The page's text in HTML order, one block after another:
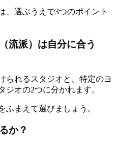
、選ぶうえで3つのポイント
流派）は自分に合う
られるスタジオと、 特定のヨ
ジオの2つに分かれます。
ふまえて選びましょう。
か？